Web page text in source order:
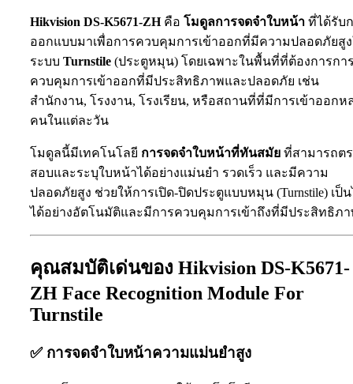
Hikvision DS-K5671-ZHคือ โมดูลการจดจำใบหน้า ที่ได้รับ
ออกแบบมาเพื่อการควบคุมการเข้าออกที่มีความปลอดภัยสู
ระบบ Turnstile (ประตูหมุน) โดยเฉพาะในพื้นที่ที่ต้องการกา
ควบคุมการเข้าออกที่มีประสิทธิภาพและปลอดภัย เช่น
สำนักงาน, โรงงาน, โรงเรียน, หรือสถานที่ที่มีการเข้าออกห
คนในแต่ละวัน
โมดูลนี้มีเทคโนโลยี การจดจำใบหน้าที่ทันสมัย ที่สามารถต
สอบและระบุใบหน้าได้อย่างแม่นยำ รวดเร็ว และมีความ
ปลอดภัยสูง ช่วยให้การเปิด-ปิดประตูแบบหมุน (Turnstile) เป็
ได้อย่างอัตโนมัติและมีการควบคุมการเข้าถึงที่มีประสิทธิภ
คุณสมบัติเด่นของ Hikvision DS-K5671-
ZH Face Recognition Module For
Turnstile
✅ การจดจำใบหน้าความแม่นยำสูง